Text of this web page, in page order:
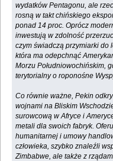
wydatków Pentagonu, ale
rosną w takt chińskiego
ponad 14 proc. Oprócz
inwestują w zdolność
czym świadczą przymiarki do
która ma odepchnąć
Morzu Południowochińskim,
terytorialny o roponośne
Co równie ważne, Pekin
wojnami na Bliskim
surowcową w Afryce i
metali dla swoich fabryk.
humanitarnej i umowy
człowieka, szybko znaleźli
Zimbabwe, ale także z